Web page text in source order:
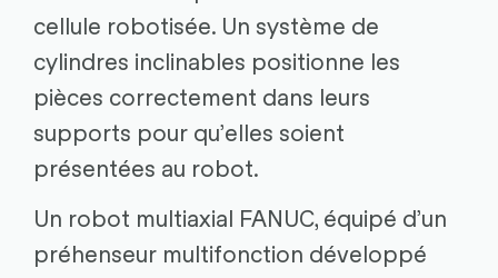
cellule robotisée. Un système de
cylindres inclinables positionne les
pièces correctement dans leurs
supports pour qu’elles soient
présentées au robot.
Un robot multiaxial FANUC, équipé d’un
préhenseur multifonction développé